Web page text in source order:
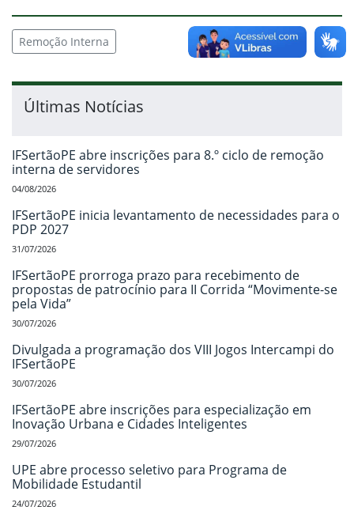
Remoção Interna
Últimas Notícias
IFSertãoPE abre inscrições para 8.º ciclo de remoção
interna de servidores
04/08/2026
IFSertãoPE inicia levantamento de necessidades para o
PDP 2027
31/07/2026
IFSertãoPE prorroga prazo para recebimento de
propostas de patrocínio para II Corrida “Movimente-se
pela Vida”
30/07/2026
Divulgada a programação dos VIII Jogos Intercampi do
IFSertãoPE
30/07/2026
IFSertãoPE abre inscrições para especialização em
Inovação Urbana e Cidades Inteligentes
29/07/2026
UPE abre processo seletivo para Programa de
Mobilidade Estudantil
24/07/2026